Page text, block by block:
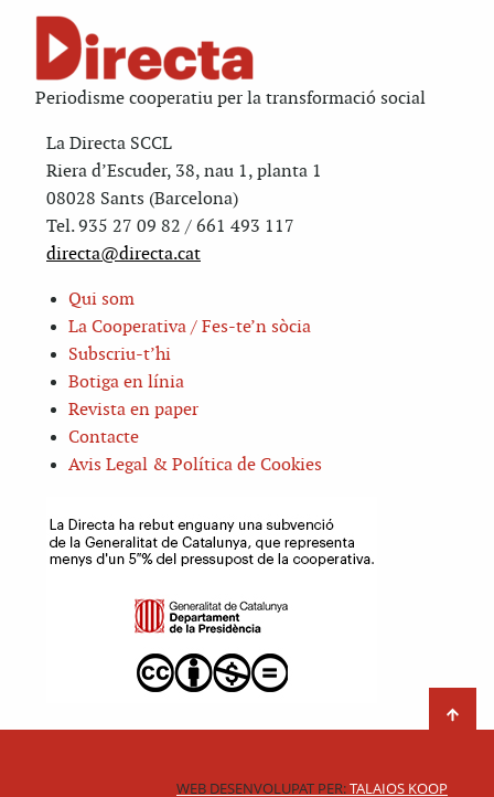
Periodisme cooperatiu per la transformació social
La Directa SCCL
Riera d’Escuder, 38, nau 1, planta 1
08028 Sants (Barcelona)
Tel. 935 27 09 82 / 661 493 117
directa@directa.cat
Qui som
La Cooperativa / Fes-te’n sòcia
Subscriu-t’hi
Botiga en línia
Revista en paper
Contacte
Avis Legal & Política de Cookies
WEB DESENVOLUPAT PER:TALAIOS KOOP